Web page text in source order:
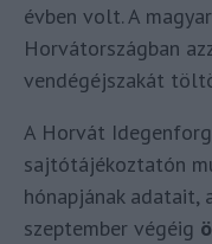
évben volt. A
Horvátországban
vendégéjszakát
A Horvát
sajtótájékoztatón
hónapjának adatait,
szeptember végéig